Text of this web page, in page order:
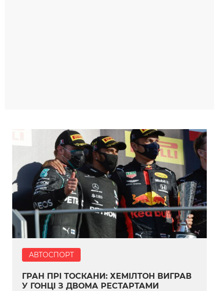
АВТОСПОРТ
ГРАН ПРІ ТОСКАНИ: ХЕМІЛТОН ВИГРАВ
У ГОНЦІ З ДВОМА РЕСТАРТАМИ